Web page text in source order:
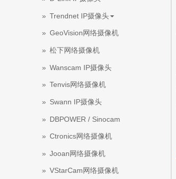
Trendnet IP摄像头
GeoVision网络摄像机
松下网络摄像机
Wanscam IP摄像头
Tenvis网络摄像机
Swann IP摄像头
DBPOWER / Sinocam
Ctronics网络摄像机
Jooan网络摄像机
VStarCam网络摄像机